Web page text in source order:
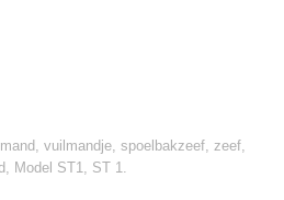
vuilmandje, spoelbakzeef, zeef,
Model ST1, ST 1.